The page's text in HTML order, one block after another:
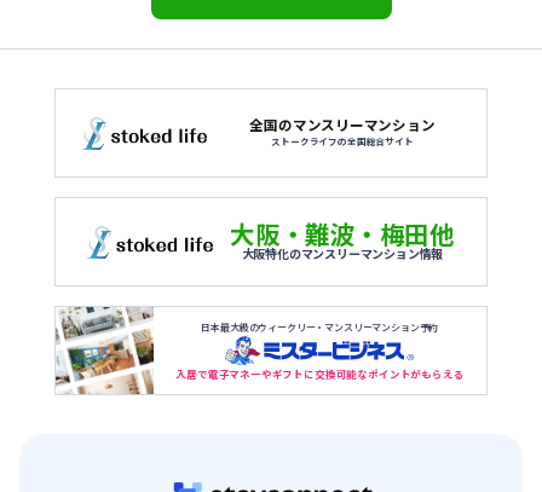
全国のマンスリーマンション
ストークライフの全国総合サイト
大阪・難波・梅田他
大阪特化のマンスリーマンション情報
日本最大級のウィークリー・マンスリーマンション予約
入居で電子マネーやギフトに交換可能なポイントがもらえる